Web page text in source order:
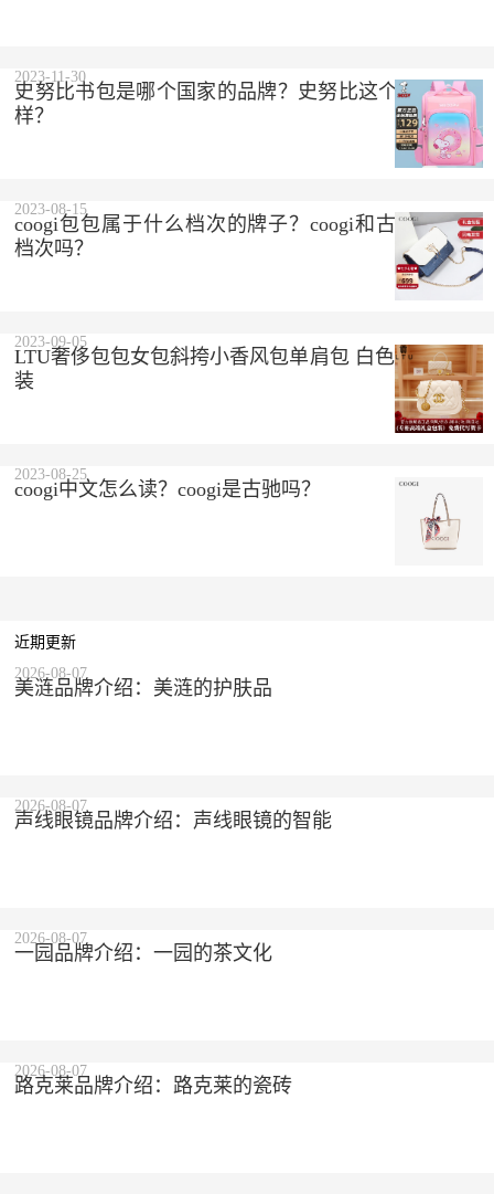
史努比书包是哪个国家的品牌？史努比这个品牌怎么
样？
2023-11-30
coogi包包属于什么档次的牌子？coogi和古驰是一个
档次吗？
2023-08-15
LTU奢侈包包女包斜挎小香风包单肩包 白色 精美礼盒
装
2023-09-05
coogi中文怎么读？coogi是古驰吗？
2023-08-25
近期更新
美涟品牌介绍：美涟的护肤品
2026-08-07
声线眼镜品牌介绍：声线眼镜的智能
2026-08-07
一园品牌介绍：一园的茶文化
2026-08-07
路克莱品牌介绍：路克莱的瓷砖
2026-08-07